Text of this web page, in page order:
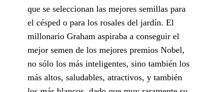
que se seleccionan las mejores semillas para
el césped o para los rosales del jardín. El
millonario Graham aspiraba a conseguir el
mejor semen de los mejores premios Nobel,
no sólo los más inteligentes, sino también los
más altos, saludables, atractivos, y también